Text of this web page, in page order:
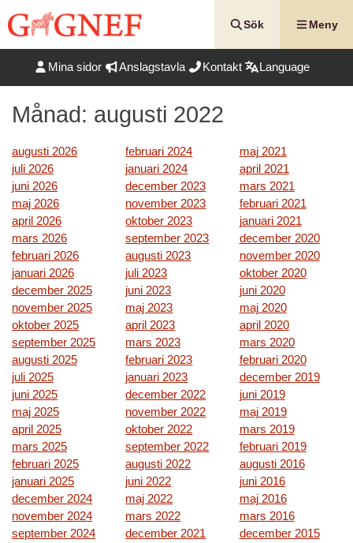
till
Sök Meny
Mina sidor Anslagstavla Kontakt Language
Månad: augusti 2022
augusti 2026
juli 2026
juni 2026
maj 2026
april 2026
mars 2026
februari 2026
januari 2026
december 2025
november 2025
oktober 2025
september 2025
augusti 2025
juli 2025
juni 2025
maj 2025
april 2025
mars 2025
februari 2025
januari 2025
december 2024
november 2024
september 2024
februari 2024
januari 2024
december 2023
november 2023
oktober 2023
september 2023
augusti 2023
juli 2023
juni 2023
maj 2023
april 2023
mars 2023
februari 2023
januari 2023
december 2022
november 2022
oktober 2022
september 2022
augusti 2022
juni 2022
maj 2022
mars 2022
december 2021
maj 2021
april 2021
mars 2021
februari 2021
januari 2021
december 2020
november 2020
oktober 2020
juni 2020
maj 2020
april 2020
mars 2020
februari 2020
december 2019
juni 2019
maj 2019
mars 2019
februari 2019
augusti 2016
juni 2016
maj 2016
mars 2016
december 2015